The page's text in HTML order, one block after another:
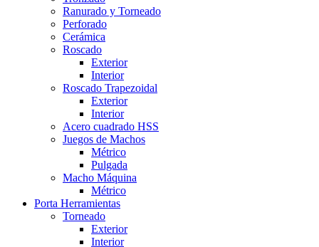
Ranurado y Torneado
Perforado
Cerámica
Roscado
Exterior
Interior
Roscado Trapezoidal
Exterior
Interior
Acero cuadrado HSS
Juegos de Machos
Métrico
Pulgada
Macho Máquina
Métrico
Porta Herramientas
Torneado
Exterior
Interior